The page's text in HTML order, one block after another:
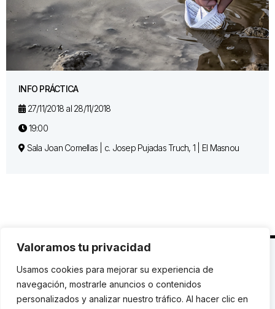
Valoramos tu privacidad
Usamos cookies para mejorar su experiencia de
navegación, mostrarle anuncios o contenidos
personalizados y analizar nuestro tráfico. Al hacer clic en
INFO PRÁCTICA
27/11/2018 al 28/11/2018
19:00
Sala Joan Comellas | c. Josep Pujadas Truch, 1 | El Masnou
C. Avinyó 44, 2n | 08002 Barcelona |
T.: +34 93
119 03 72|institut@idhc.org
© Institut de Drets Humans de Catalunya.